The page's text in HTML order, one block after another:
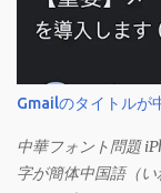
「Excel」をクリッ
（カンマ）」 でも
Gmailのタイトルが
中華フォント問題
字が簡体中国語（